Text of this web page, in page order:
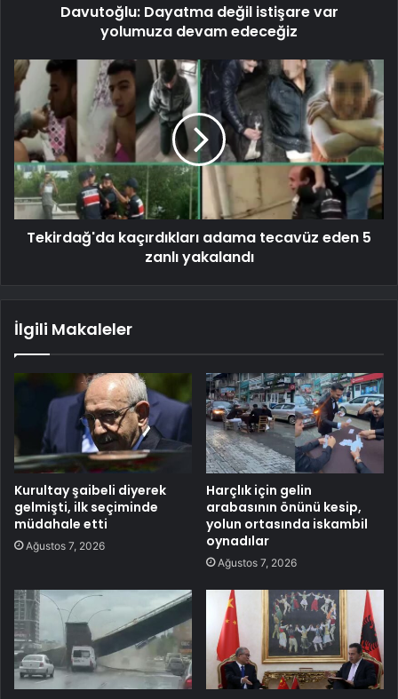
Davutoğlu: Dayatma değil istişare var
yolumuza devam edeceğiz
Tekirdağ'da kaçırdıkları adama tecavüz eden 5
zanlı yakalandı
İlgili Makaleler
Kurultay şaibeli diyerek
gelmişti, ilk seçiminde
müdahale etti
Ağustos 7, 2026
Harçlık için gelin
arabasının önünü kesip,
yolun ortasında iskambil
oynadılar
Ağustos 7, 2026